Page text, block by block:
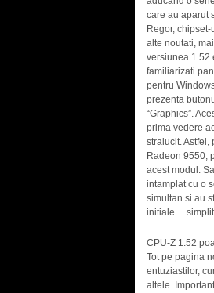
care au aparut
Regor,
alte noutati,
versiunea 1.52
familiarizati
pentru
prezenta
“Graphics”.
prima vedere
stralucit.
Radeon 9550,
acest modul.
intamplat cu o
simultan si au
CPU-Z 1.52
Tot pe pagina
entuziastilor,
altele.